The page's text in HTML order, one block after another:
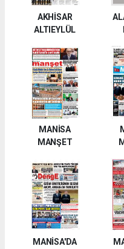
AKHİSAR
ALTIEYLÜL
MANİSA
MANŞET
MANİSA'DA